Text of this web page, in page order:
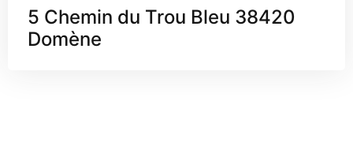
5 Chemin du Trou Bleu 38420
Domène